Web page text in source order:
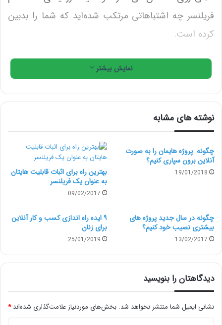
فریلنسر چه اشتباهاتی مرتکب شده‌اید که شما را بدبین
کرده است.
تعهد طولانی‌مدت وجود ندارد
مدتی به شرکت ندارد؟ دلیلی که اغلب کارفرمایان بر اساس
آن اقدام به استخدام فریلنسر می‌کنند این است: برای
ذخیره در منابع مالی. وقتی یک شرکت با فریلنسرها یا
پیمانکاران کار می‌کند این انتخاب را دارد تا بتواند با
استعدادترین کارمندان را به کار بگیرد بدون اینکه هیچ‌گونه
تعهدی برای ادامه دادن همکاری با آن‌ها داشته باشد. وقتی
فریلنسر استخدام می‌کنید با پایان یافتن پروژه، پرداخت نیز
متوقف می‌شود.
قبل از اینکهفریلنسرشوم شرکت‌ها متعهد بودند هرماه به
من چندین هزار دلار پرداخت کنند بدون اینکه تاریخ پایان
همکاری مشخص باشد. اگر این کار را نمی‌کردند من هم برای
آن‌ها کار نمی‌کردم؛ اما اکنون‌ که فریلنسر هستم، به
نمایش بیشتر
نوشته های مشابه
چگونه پروژه هایمان را به صورت
آنلاین برون سپاری کنیم؟
19/01/2018
بهترین راه برای اثبات قابلیت هایتان
به عنوان یک فریلنسر
09/02/2017
چگونه در سال جدید پروژه های
بیشتری نصیب خود کنیم؟
13/02/2017
۹ ایده راه اندازی کسب و کار آنلاین
برای زنان
25/01/2019
دیدگاهتان را بنویسید
نشانی ایمیل شما منتشر نخواهد شد. بخش‌های موردنیاز علامت‌گذاری شده‌اند*